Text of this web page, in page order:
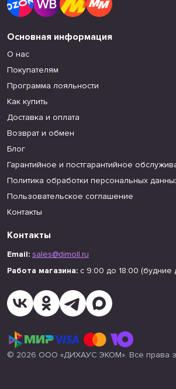
Основная информация
О нас
Покупателям
Программа лояльности
Как купить
Доставка и оплата
Возврат и обмен
Блог
Гарантийное и постгарантийное
Политика обработки персональных
Пользовательское соглашение
Контакты
Контакты
Email: sales@dimoll.ru
Работа магазина: с 9:00 до 18:00 (будние
© 2026 ООО «ДИХАУС ЭКОМ». Все права